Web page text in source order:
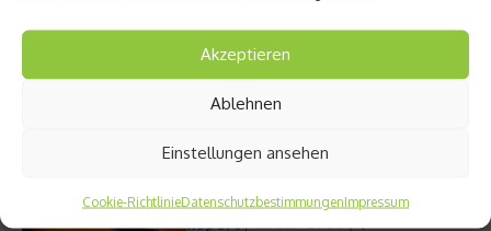
Akzeptieren
Ablehnen
Einstellungen ansehen
Cookie-RichtlinieDatenschutzbestimmungenImpressum
Warum
Spitze
nsport